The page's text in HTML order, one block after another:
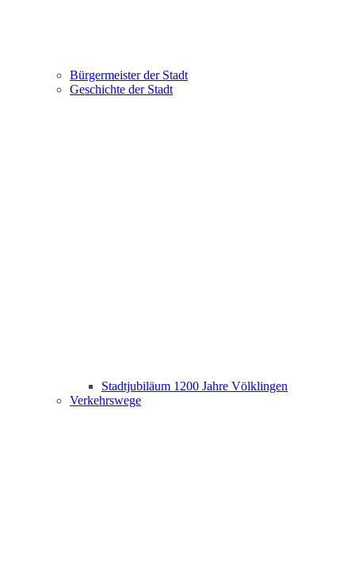
Bürgermeister der Stadt
Geschichte der Stadt
Stadtjubiläum 1200 Jahre Völklingen
Verkehrswege